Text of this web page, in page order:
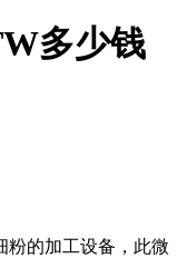
多少钱
粉的加工设备，此微